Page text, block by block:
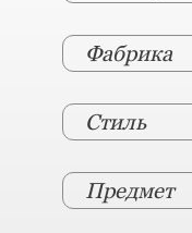
Фабрика
Стиль
Предмет